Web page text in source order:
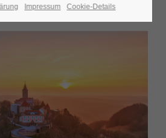
Impressum Cookie-Details